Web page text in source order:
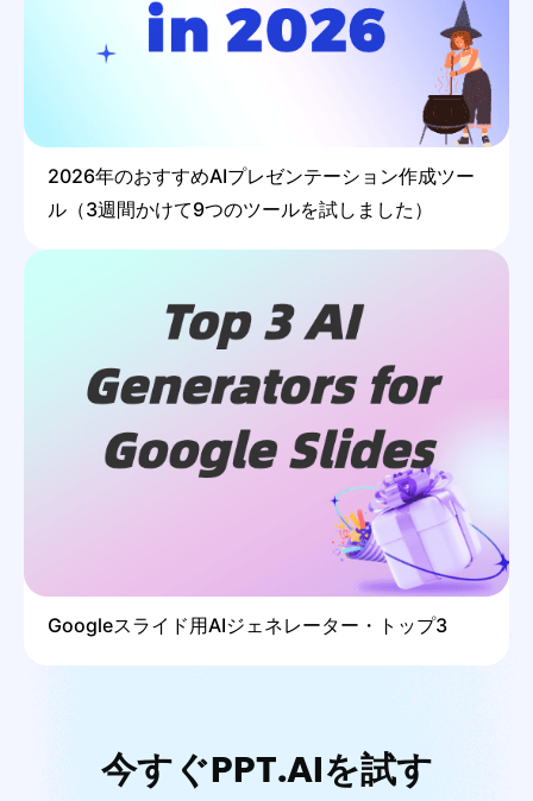
2026年のおすすめAIプレゼンテーション作成ツー
ル（3週間かけて9つのツールを試しました）
Googleスライド用AIジェネレーター・トップ3
今すぐPPT.AIを試す